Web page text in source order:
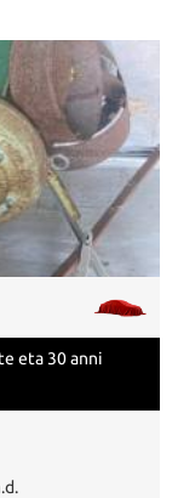
eta 30 anni